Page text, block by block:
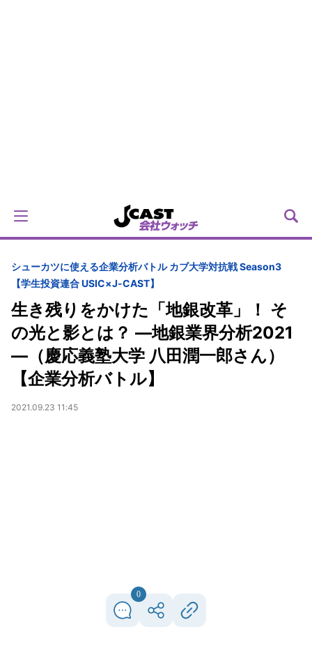
シューカツに使える企業分析バトル カブ大学対抗戦 Season3
【学生投資連合 USIC×J-CAST】
生き残りをかけた「地銀改革」！ そ
の光と影とは？ ―地銀業界分析2021
―（慶応義塾大学 八田潤一郎さん）
【企業分析バトル】
2021.09.23 11:45
0